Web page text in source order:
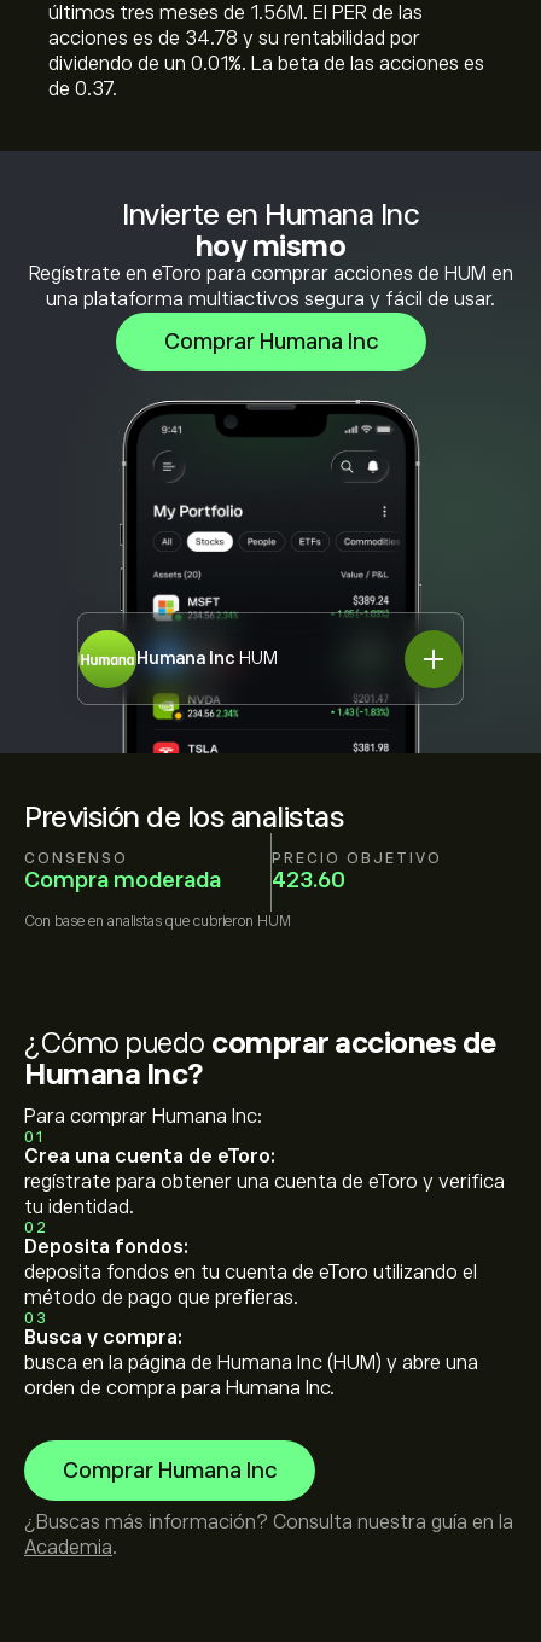
Previsión de los analistas
CONSENSO
Compra moderada
PRECIO OBJETIVO
423.60
Con base en analistas que cubrieron HUM
Invierte en Humana Inc
hoy mismo
Regístrate en eToro para comprar acciones de HUM en
una plataforma multiactivos segura y fácil de usar.
Comprar Humana Inc
Humana Inc HUM
últimos tres meses de 1.56M. El PER de las
acciones es de 34.78 y su rentabilidad por
dividendo de un 0.01%. La beta de las acciones es
de 0.37.
¿Cómo puedo comprar acciones de
Humana Inc?
Para comprar Humana Inc:
01
Crea una cuenta de eToro:
regístrate para obtener una cuenta de eToro y verifica
tu identidad.
02
Deposita fondos:
deposita fondos en tu cuenta de eToro utilizando el
método de pago que prefieras.
03
Busca y compra:
busca en la página de Humana Inc (HUM) y abre una
orden de compra para Humana Inc.
Comprar Humana Inc
¿Buscas más información? Consulta nuestra guía en la
Academia.